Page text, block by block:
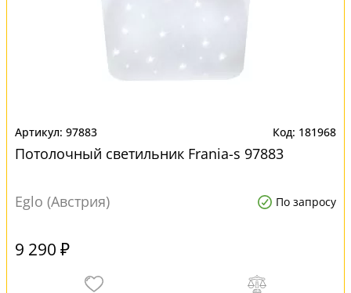
97883 181968
Потолочный светильник Frania-s 97883
Eglo (Австрия) По запросу
9 290 ₽